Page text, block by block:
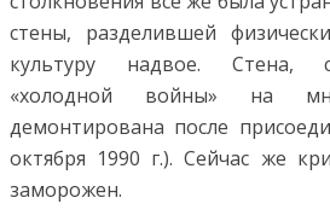
стены, разделившей
культуру надвое. Стена,
«холодной войны» на
демонтирована после
октября 1990 г.). Сейчас же
заморожен.